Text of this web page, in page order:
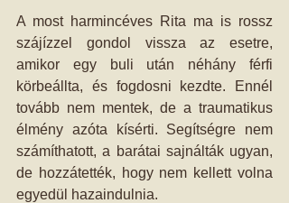
A most harmincéves Rita ma is rossz
szájízzel gondol vissza az esetre,
amikor egy buli után néhány férfi
körbeállta, és fogdosni kezdte. Ennél
tovább nem mentek, de a traumatikus
élmény azóta kísérti. Segítségre nem
számíthatott, a barátai sajnálták ugyan,
de hozzátették, hogy nem kellett volna
egyedül hazaindulnia.